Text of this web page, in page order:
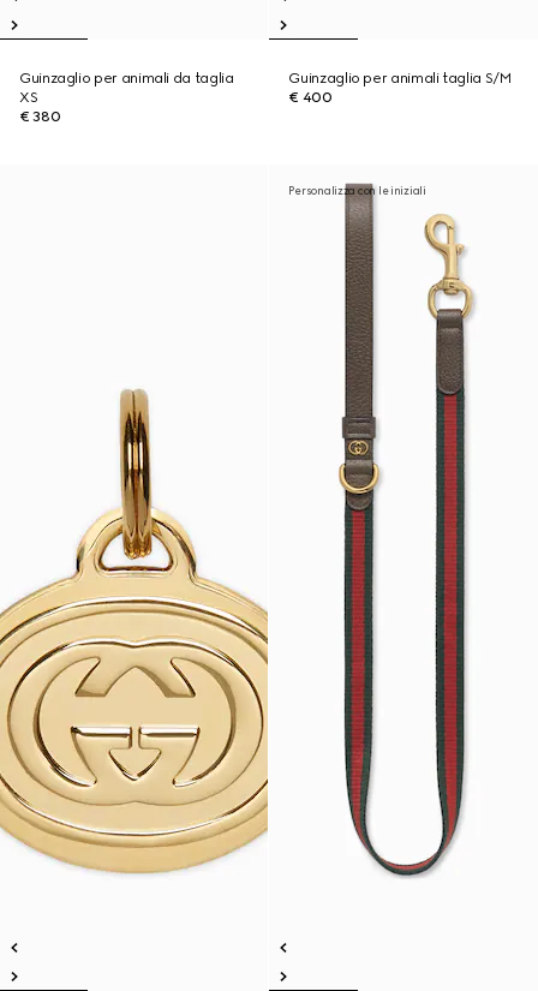
Guinzaglio per animali da taglia
XS
€ 380
Guinzaglio per animali taglia S/M
€ 400
Personalizza con le iniziali